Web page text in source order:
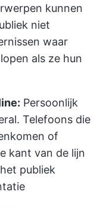
kunnen
niet
waar
als ze hun
Persoonlijk
Telefoons die
of
kant van de lijn
publiek